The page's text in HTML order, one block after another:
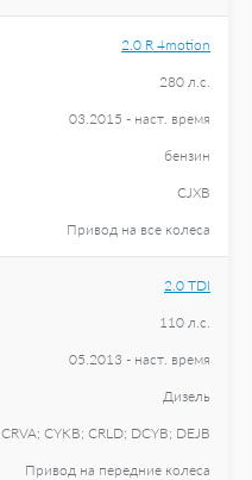
2.0 R 4motion
280 л.с.
03.2015 - наст. время
бензин
CJXB
Привод на все колеса
2.0 TDI
110 л.с.
05.2013 - наст. время
Дизель
CRVA; CYKB; CRLD; DCYB; DEJB
Привод на передние колеса